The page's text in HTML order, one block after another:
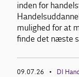
inden for
mulighed for at
finde det næste
09.07.26 • DI